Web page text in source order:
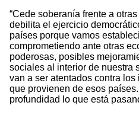
“Cede soberanía frente a
debilita el ejercicio
países porque vamos
comprometiendo ante otras
poderosas, posibles
sociales al interior de nuestra
van a ser atentados contra
que provienen de esos
profundidad lo que está